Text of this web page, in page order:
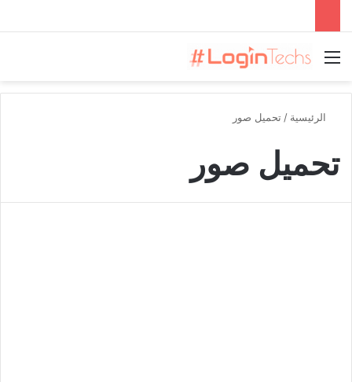
القائمة
الرئيسية /تحميل صور
تحميل صور